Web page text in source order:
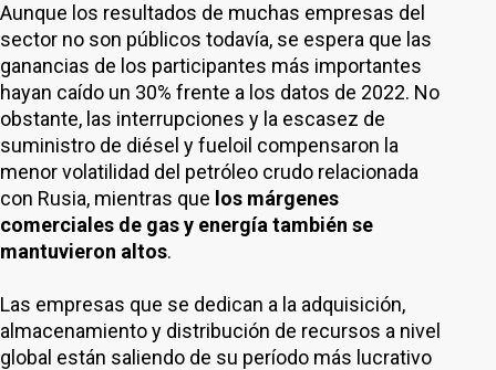
Aunque los resultados de muchas empresas del
sector no son públicos todavía, se espera que las
ganancias de los participantes más importantes
hayan caído un 30% frente a los datos de 2022. No
obstante, las interrupciones y la escasez de
suministro de diésel y fueloil compensaron la
menor volatilidad del petróleo crudo relacionada
con Rusia, mientras que los márgenes
comerciales de gas y energía también se
mantuvieron altos.
Las empresas que se dedican a la adquisición,
almacenamiento y distribución de recursos a nivel
global están saliendo de su período más lucrativo